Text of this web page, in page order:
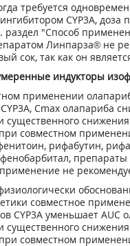
требуется
CYP3A, доза
раздел "Способ
Линпарза® не
сок, так как он
индукторы
применении
Сmax олапариба
существенного
при совместном
рифабутин,
не
совместное
CYP3A уменьшает AUC
существенного
при совместном